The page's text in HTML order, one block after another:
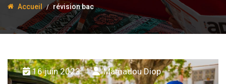
Accueil révision bac
16 juin 2023 Mamadou Diop